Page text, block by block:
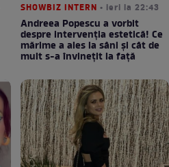
SHOWBIZ INTERN • ieri la 22:43
Andreea Popescu a vorbit
despre intervenția estetică! Ce
mărime a ales la sâni și cât de
mult s-a învinețit la față